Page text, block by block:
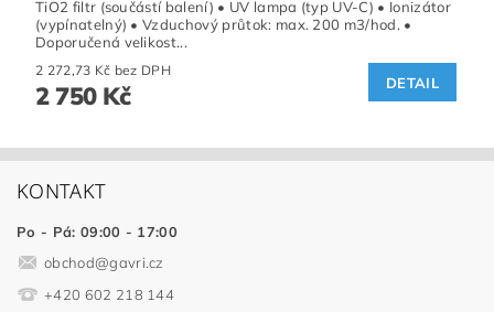
TiO2 filtr (součástí balení) • UV lampa (typ UV-C) • Ionizátor
(vypínatelný) • Vzduchový průtok: max. 200 m3/hod. •
Doporučená velikost...
2 272,73 Kč bez DPH
2 750 Kč DETAIL
KONTAKT
Po - Pá: 09:00 - 17:00
obchod@gavri.cz
+420 602 218 144